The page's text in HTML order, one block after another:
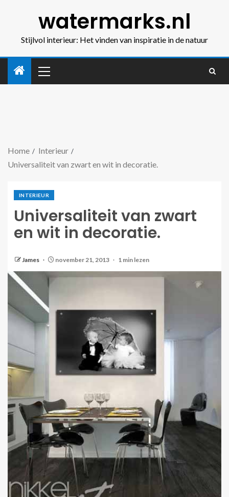
watermarks.nl
Stijlvol interieur: Het vinden van inspiratie in de natuur
Home
Interieur
Universaliteit van zwart en wit in decoratie.
INTERIEUR
Universaliteit van zwart
en wit in decoratie.
James november 21, 2013 1 min lezen